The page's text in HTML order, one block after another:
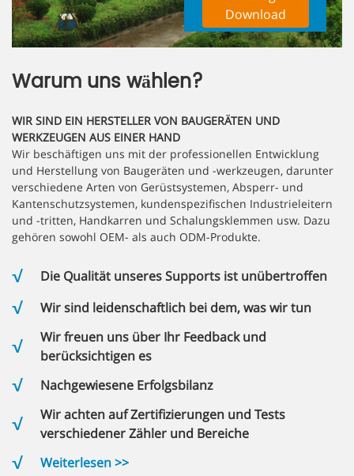
Download
Warum uns wählen?
WIR SIND EIN HERSTELLER VON BAUGERÄTEN UND
WERKZEUGEN AUS EINER HAND
Wir beschäftigen uns mit der professionellen Entwicklung
und Herstellung von Baugeräten und -werkzeugen, darunter
verschiedene Arten von Gerüstsystemen, Absperr- und
Kantenschutzsystemen, kundenspezifischen Industrieleitern
und -tritten, Handkarren und Schalungsklemmen usw. Dazu
gehören sowohl OEM- als auch ODM-Produkte.
Die Qualität unseres Supports ist unübertroffen
Wir sind leidenschaftlich bei dem, was wir tun
Wir freuen uns über Ihr Feedback und
berücksichtigen es
Nachgewiesene Erfolgsbilanz
Wir achten auf Zertifizierungen und Tests
verschiedener Zähler und Bereiche
Weiterlesen >>